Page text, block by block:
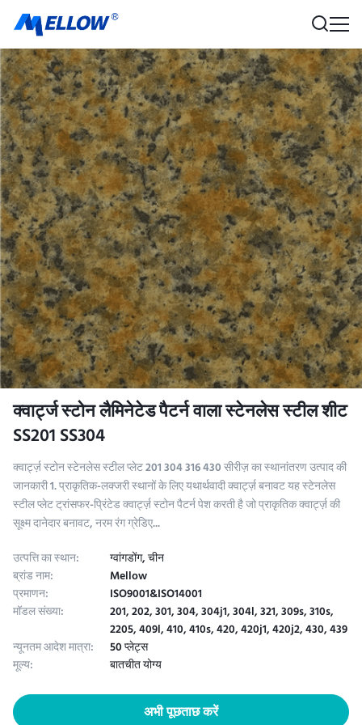
क्वार्ट्ज स्टोन लैमिनेटेड पैटर्न वाला स्टेनलेस स्टील शीट
SS201 SS304
क्वार्ट्ज़ स्टोन स्टेनलेस स्टील प्लेट 201 304 316 430 सीरीज़ का स्थानांतरण उत्पाद की
जानकारी 1. प्राकृतिक-लक्जरी स्थानों के लिए यथार्थवादी क्वार्ट्ज़ बनावट​ यह स्टेनलेस
स्टील प्लेट ट्रांसफर-प्रिंटेड क्वार्ट्ज़ स्टोन पैटर्न पेश करती है जो प्राकृतिक क्वार्ट्ज़ की
सूक्ष्म दानेदार बनावट, नरम रंग ग्रेडिए...
उत्पत्ति का स्थान:
ग्वांगडोंग, चीन
ब्रांड नाम: Mellow
प्रमाणन: ISO9001&ISO14001
मॉडल संख्या: 201, 202, 301, 304, 304j1, 304l, 321, 309s, 310s,
2205, 409l, 410, 410s, 420, 420j1, 420j2, 430, 439
न्यूनतम आदेश मात्रा: 50 प्लेट्स
मूल्य: बातचीत योग्य
अभी पूछताछ करें